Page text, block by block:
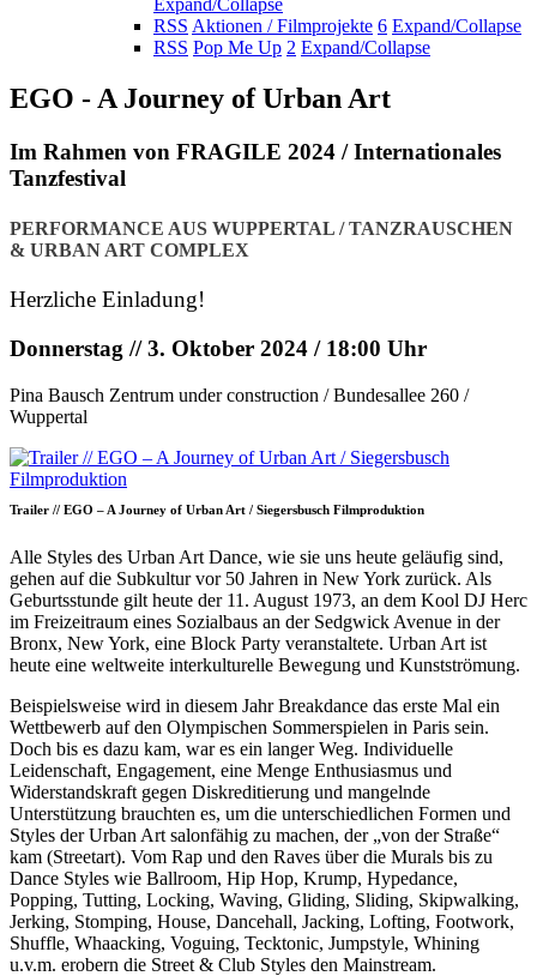
Expand/Collapse
RSS Aktionen / Filmprojekte 6 Expand/Collapse
RSS Pop Me Up 2 Expand/Collapse
EGO - A Journey of Urban Art
Im Rahmen von FRAGILE 2024 / Internationales
Tanzfestival
PERFORMANCE AUS WUPPERTAL / TANZRAUSCHEN
& URBAN ART COMPLEX
Herzliche Einladung!
Donnerstag // 3. Oktober 2024 / 18:00 Uhr
Pina Bausch Zentrum under construction / Bundesallee 260 /
Wuppertal
Trailer // EGO – A Journey of Urban Art / Siegersbusch Filmproduktion
Alle Styles des Urban Art Dance, wie sie uns heute geläufig sind,
gehen auf die Subkultur vor 50 Jahren in New York zurück. Als
Geburtsstunde gilt heute der 11. August 1973, an dem Kool DJ Herc
im Freizeitraum eines Sozialbaus an der Sedgwick Avenue in der
Bronx, New York, eine Block Party veranstaltete. Urban Art ist
heute eine weltweite interkulturelle Bewegung und Kunstströmung.
Beispielsweise wird in diesem Jahr Breakdance das erste Mal ein
Wettbewerb auf den Olympischen Sommerspielen in Paris sein.
Doch bis es dazu kam, war es ein langer Weg. Individuelle
Leidenschaft, Engagement, eine Menge Enthusiasmus und
Widerstandskraft gegen Diskreditierung und mangelnde
Unterstützung brauchten es, um die unterschiedlichen Formen und
Styles der Urban Art salonfähig zu machen, der „von der Straße“
kam (Streetart). Vom Rap und den Raves über die Murals bis zu
Dance Styles wie Ballroom, Hip Hop, Krump, Hypedance,
Popping, Tutting, Locking, Waving, Gliding, Sliding, Skipwalking,
Jerking, Stomping, House, Dancehall, Jacking, Lofting, Footwork,
Shuffle, Whaacking, Voguing, Tecktonic, Jumpstyle, Whining
u.v.m. erobern die Street & Club Styles den Mainstream.